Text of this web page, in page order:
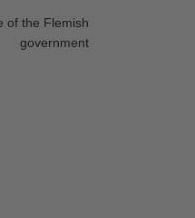
of the Flemish
government